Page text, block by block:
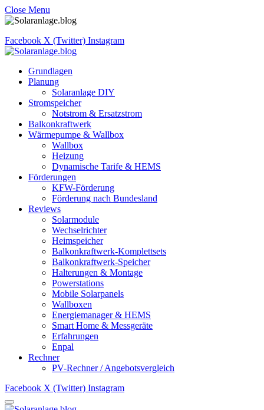
Close Menu
Facebook X (Twitter) Instagram
Grundlagen
Planung
Solaranlage DIY
Stromspeicher
Notstrom & Ersatzstrom
Balkonkraftwerk
Wärmepumpe & Wallbox
Wallbox
Heizung
Dynamische Tarife & HEMS
Förderungen
KFW-Förderung
Förderung nach Bundesland
Reviews
Solarmodule
Wechselrichter
Heimspeicher
Balkonkraftwerk-Komplettsets
Balkonkraftwerk-Speicher
Halterungen & Montage
Powerstations
Mobile Solarpanels
Wallboxen
Energiemanager & HEMS
Smart Home & Messgeräte
Erfahrungen
Enpal
Rechner
PV-Rechner / Angebotsvergleich
Facebook X (Twitter) Instagram